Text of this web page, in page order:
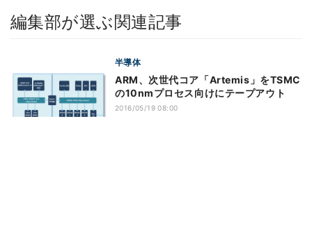
編集部が選ぶ関連記事
半導体
ARM、次世代コア「Artemis」をTSMC
の10nmプロセス向けにテープアウト
2016/05/19 08:00